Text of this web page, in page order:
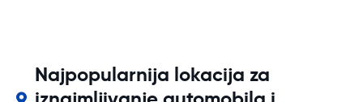
Najpopularnija lokacija za